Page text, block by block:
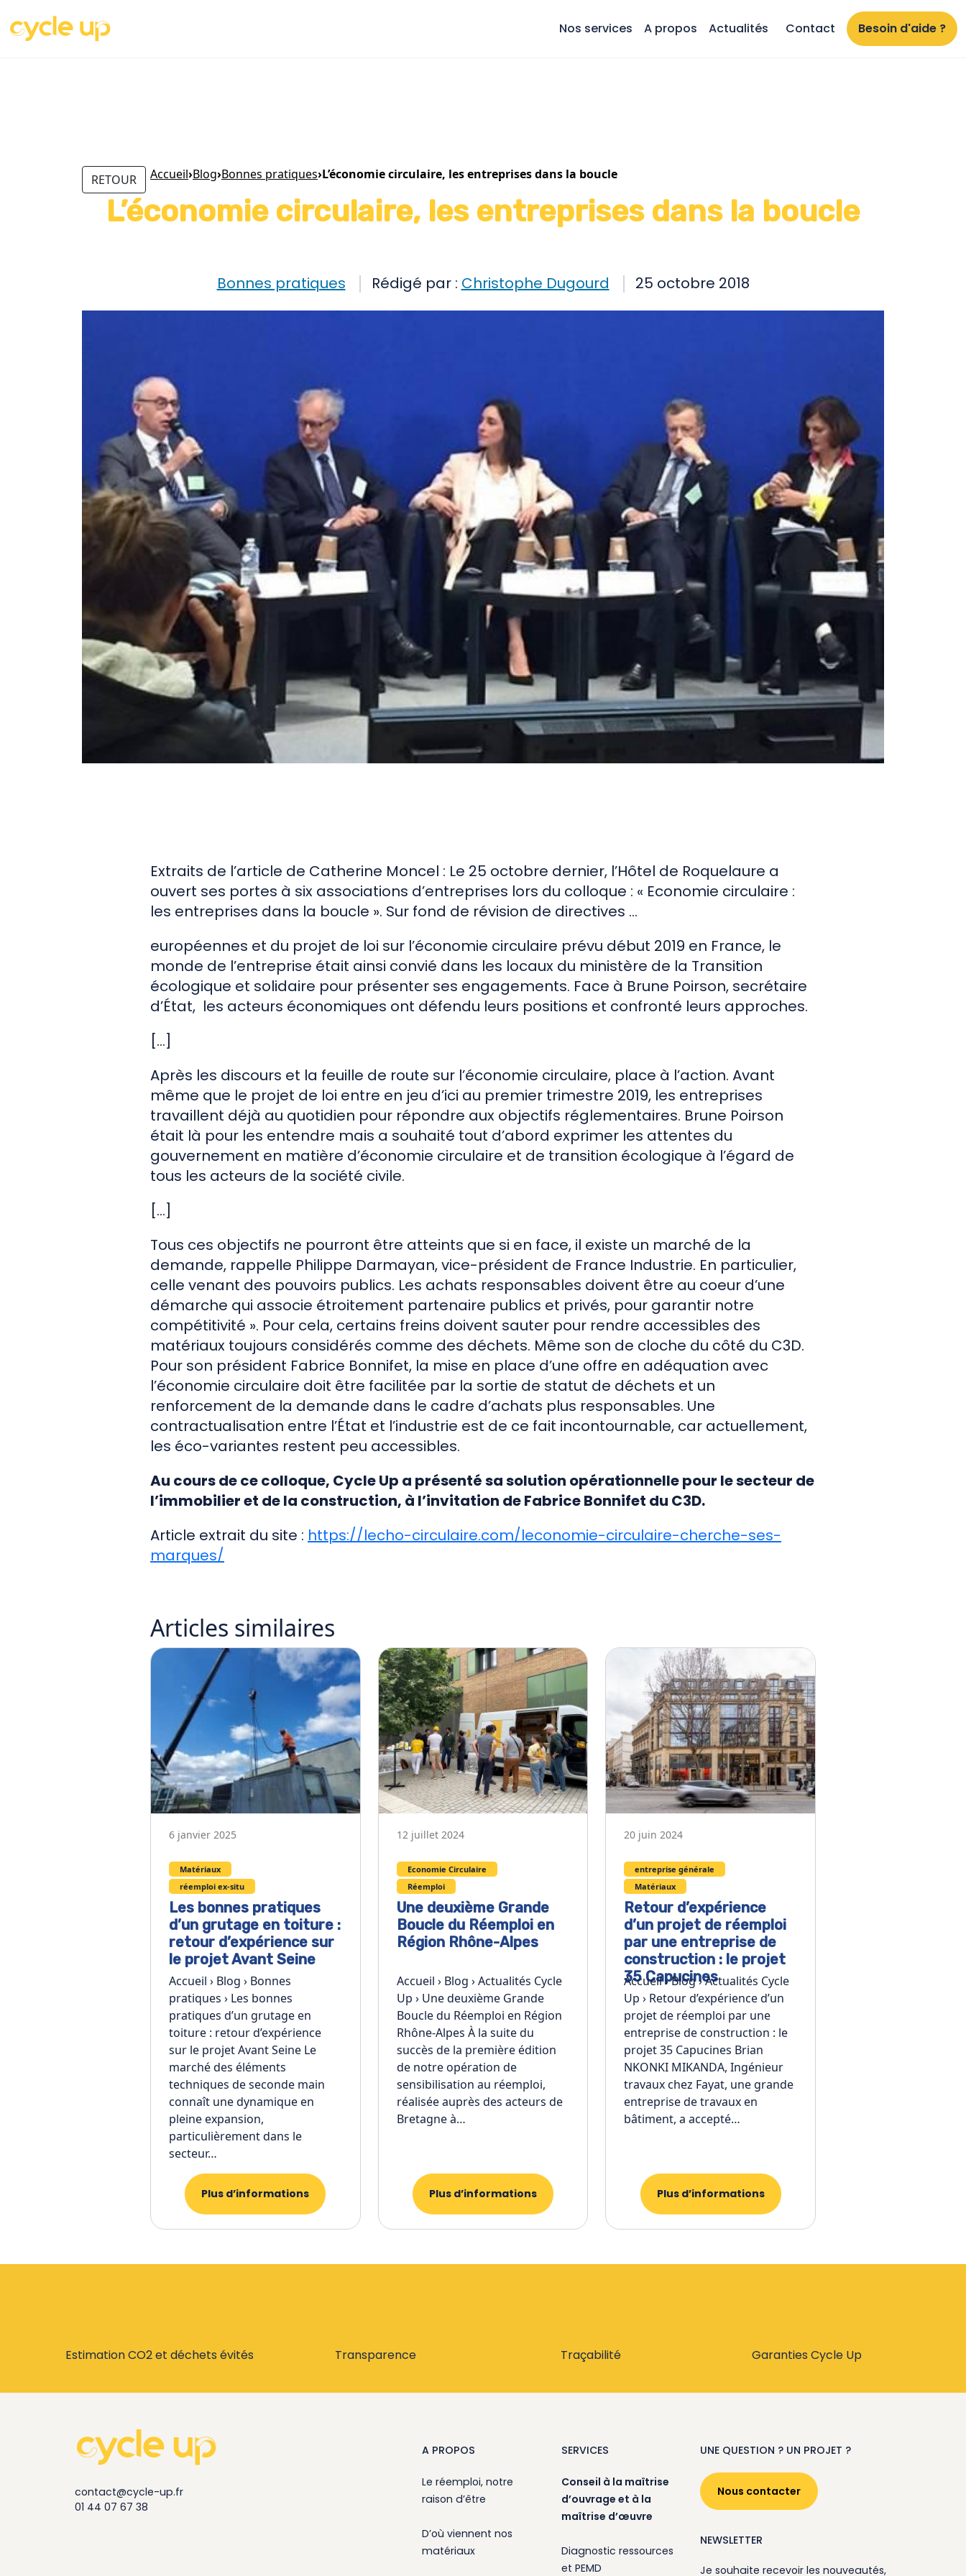
Nos services A propos Actualités Contact Besoin d'aide ?
RETOUR
L’économie circulaire, les entreprises dans la boucle
Bonnes pratiques Rédigé par : Christophe Dugourd 25 octobre 2018
Accueil›Blog›Bonnes pratiques›L’économie circulaire, les entreprises dans la boucle
Extraits de l’article de Catherine Moncel : Le 25 octobre dernier, l’Hôtel de Roquelaure a
ouvert ses portes à six associations d’entreprises lors du colloque : « Economie circulaire :
les entreprises dans la boucle ». Sur fond de révision de directives …
européennes et du projet de loi sur l’économie circulaire prévu début 2019 en France, le
monde de l’entreprise était ainsi convié dans les locaux du ministère de la Transition
écologique et solidaire pour présenter ses engagements. Face à Brune Poirson, secrétaire
d’État, les acteurs économiques ont défendu leurs positions et confronté leurs approches.
[…]
Après les discours et la feuille de route sur l’économie circulaire, place à l’action. Avant
même que le projet de loi entre en jeu d’ici au premier trimestre 2019, les entreprises
travaillent déjà au quotidien pour répondre aux objectifs réglementaires. Brune Poirson
était là pour les entendre mais a souhaité tout d’abord exprimer les attentes du
gouvernement en matière d’économie circulaire et de transition écologique à l’égard de
tous les acteurs de la société civile.
[…]
Tous ces objectifs ne pourront être atteints que si en face, il existe un marché de la
demande, rappelle Philippe Darmayan, vice-président de France Industrie. En particulier,
celle venant des pouvoirs publics. Les achats responsables doivent être au coeur d’une
démarche qui associe étroitement partenaire publics et privés, pour garantir notre
compétitivité ». Pour cela, certains freins doivent sauter pour rendre accessibles des
matériaux toujours considérés comme des déchets. Même son de cloche du côté du C3D.
Pour son président Fabrice Bonnifet, la mise en place d’une offre en adéquation avec
l’économie circulaire doit être facilitée par la sortie de statut de déchets et un
renforcement de la demande dans le cadre d’achats plus responsables. Une
contractualisation entre l’État et l’industrie est de ce fait incontournable, car actuellement,
les éco-variantes restent peu accessibles.
Au cours de ce colloque, Cycle Up a présenté sa solution opérationnelle pour le secteur de
l’immobilier et de la construction, à l’invitation de Fabrice Bonnifet du C3D.
Article extrait du site : https://lecho-circulaire.com/leconomie-circulaire-cherche-ses-
marques/
Articles similaires
6 janvier 2025
Matériaux
réemploi ex-situ
Les bonnes pratiques
d’un grutage en toiture :
retour d’expérience sur
le projet Avant Seine
Accueil › Blog › Bonnes
pratiques › Les bonnes
pratiques d’un grutage en
toiture : retour d’expérience
sur le projet Avant Seine Le
marché des éléments
techniques de seconde main
connaît une dynamique en
pleine expansion,
particulièrement dans le
secteur…
Plus d’informations
12 juillet 2024
Economie Circulaire
Réemploi
Une deuxième Grande
Boucle du Réemploi en
Région Rhône-Alpes
Accueil › Blog › Actualités Cycle
Up › Une deuxième Grande
Boucle du Réemploi en Région
Rhône-Alpes À la suite du
succès de la première édition
de notre opération de
sensibilisation au réemploi,
réalisée auprès des acteurs de
Bretagne à…
Plus d’informations
20 juin 2024
entreprise générale
Matériaux
Retour d’expérience
d’un projet de réemploi
par une entreprise de
construction : le projet
35 Capucines
Accueil › Blog › Actualités Cycle
Up › Retour d’expérience d’un
projet de réemploi par une
entreprise de construction : le
projet 35 Capucines Brian
NKONKI MIKANDA, Ingénieur
travaux chez Fayat, une grande
entreprise de travaux en
bâtiment, a accepté…
Plus d’informations
Estimation CO2 et déchets évités Transparence Traçabilité Garanties Cycle Up
contact@cycle-up.fr
01 44 07 67 38
A PROPOS
Le réemploi, notre
raison d’être
D’où viennent nos
matériaux
SERVICES
Conseil à la maîtrise
d’ouvrage et à la
maîtrise d’œuvre
Diagnostic ressources
et PEMD
UNE QUESTION ? UN PROJET ?
Nous contacter
NEWSLETTER
Je souhaite recevoir les nouveautés,